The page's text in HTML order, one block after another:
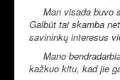
Man visada buvo
Galbūt tai skamba
savininkų interesus
Mano
kažkuo kitu, kad jie